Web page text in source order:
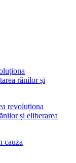
revoluționa
și eliberarea